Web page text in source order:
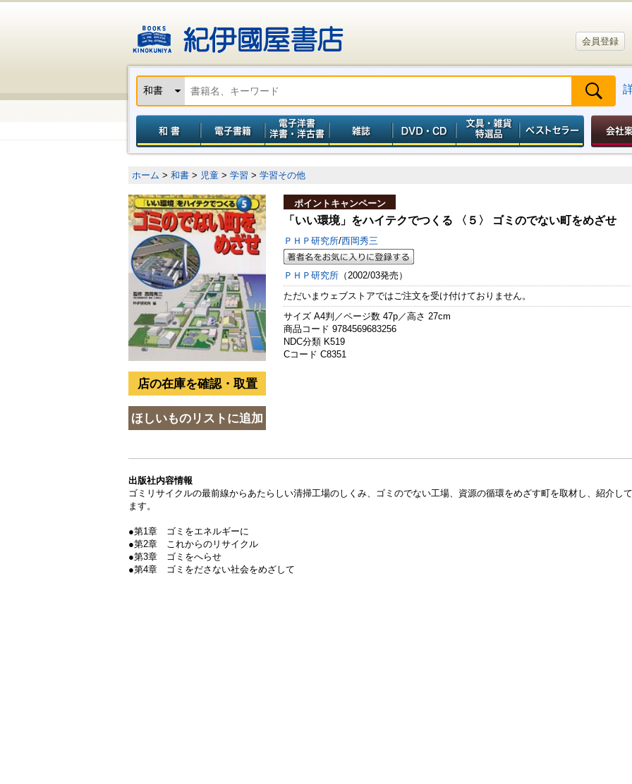
会員登録
ホーム > 和書 > 児童 > 学習 > 学習その他
ポイントキャンペーン
「いい環境」をハイテクでつくる 〈５〉 ゴミのでない町をめざせ
ＰＨＰ研究所/西岡秀三
ＰＨＰ研究所 （2002/03発売）
ただいまウェブストアではご注文を受け付けておりません。
サイズ A4判／ページ数 47p／高さ 27cm
商品コード 9784569683256
NDC分類 K519
Cコード C8351
出版社内容情報
ゴミリサイクルの最前線からあたらしい清掃工場のしくみ、ゴミのでない工場、資源の循環をめざす町を取材し、紹介し
ます。
●第1章 ゴミをエネルギーに
●第2章 これからのリサイクル
●第3章 ゴミをへらせ
●第4章 ゴミをださない社会をめざして